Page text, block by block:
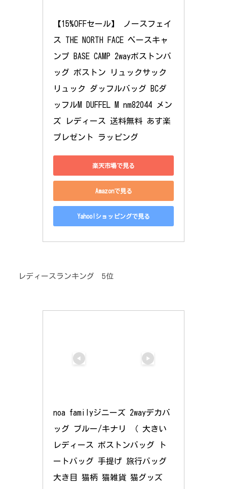
【15%OFFセール】 ノースフェイ
ス THE NORTH FACE ベースキャ
ンプ BASE CAMP 2wayボストンバ
ッグ ボストン リュックサック
リュック ダッフルバッグ BCダ
ッフルM DUFFEL M nm82044 メン
ズ レディース 送料無料 あす楽
プレゼント ラッピング
楽天市場で見る
Amazonで見る
Yahoo!ショッピングで見る
レディースランキング 5位
noa familyジニーズ 2wayデカバ
ッグ ブルー/キナリ （ 大きい
レディース ボストンバッグ ト
ートバッグ 手提げ 旅行バッグ
大き目 猫柄 猫雑貨 猫グッズ